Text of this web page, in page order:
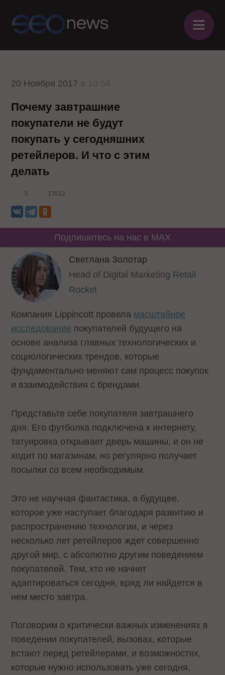
≡
20 Ноября 2017
Почему завтрашние
покупатели не будут
покупать у сегодняшних
ретейлеров. И что с этим
делать
5 13512
Подпишитесь на нас в MAX
Светлана Золотар
Head of Digital Marketing Retail
Rocket
Компания Lippincott провела масштабное
исследование покупателей будущего на
основе анализа главных технологических и
социологических трендов, которые
фундаментально меняют сам процесс покупок
и взаимодействия с брендами.
Представьте себе покупателя завтрашнего
дня. Его футболка подключена к интернету,
татуировка открывает дверь машины, и он не
ходит по магазинам, но регулярно получает
посылки со всем необходимым.
Это не научная фантастика, а будущее,
которое уже наступает благодаря развитию и
распространению технологии, и через
несколько лет ретейлеров ждет совершенно
другой мир, с абсолютно другим поведением
покупателей. Тем, кто не начнет
адаптироваться сегодня, вряд ли найдется в
нем место завтра.
Поговорим о критически важных изменениях в
поведении покупателей, вызовах, которые
встают перед ретейлерами, и возможностях,
которые нужно использовать уже сегодня.